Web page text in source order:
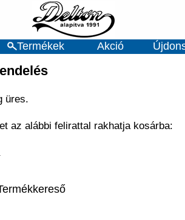
Termékek Akció
üres.
az alábbi felirattal rakhatja kosárba: